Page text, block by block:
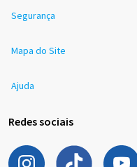
Segurança
Mapa do Site
Ajuda
Redes sociais